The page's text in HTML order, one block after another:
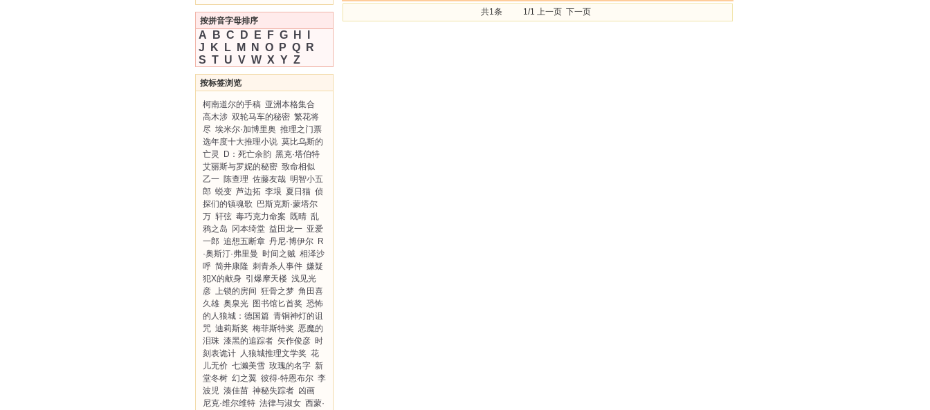
按拼音字母排序
A B C D E F G H
J
K L M N O P Q
R
S T U V W X Y Z
按标签浏览
柯南道尔的手稿 亚洲本格集合
高木涉 双轮马车的秘密 繁花将
尽 埃米尔·加博里奥 推理之门票
选年度十大推理小说 莫比乌斯的
亡灵
D：死亡余韵 黑克·塔伯特
艾丽斯与罗妮的秘密 致命相似
乙一 陈查理 佐藤友哉 明智小五
郎 蜕变 芦边拓 李垠 夏日猫 侦
探们的镇魂歌
巴斯克斯·蒙塔尔
万 轩弦 毒巧克力命案 既晴 乱
鸦之岛
冈本绮堂 益田龙一 亚爱
一郎 追想五断章 丹尼·博伊尔 R
·奥斯汀·弗里曼 时间之贼 相泽沙
呼 简井康隆 刺青杀人事件 嫌疑
犯X的献身 引爆摩天楼 浅见光
彦 上锁的房间 狂骨之梦 角田喜
久雄 奥泉光 图书馆匕首奖 恐怖
的人狼城：德国篇 青铜神灯的诅
咒 迪莉斯奖 梅菲斯特奖 恶魔的
泪珠 漆黑的追踪者 矢作俊彦 时
刻表诡计 人狼城推理文学奖 花
儿无价 七濑美雪 玫瑰的名字 新
堂冬树 幻之翼 彼得·特恩布尔 李
波児 湊佳苗 神秘失踪者 凶画
尼克·维尔维特 法律与淑女 西蒙·
共1条 1/1 上一页 下一页